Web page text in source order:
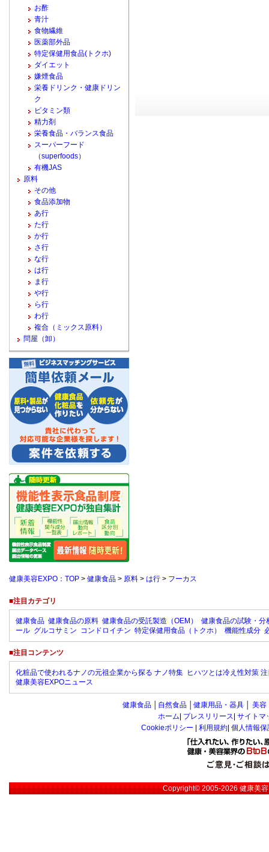
お酢
青汁
食物繊維
医薬部外品
特定保健用食品(トクホ)
ダイエット
嫌煙食品
栄養ドリンク・健康ドリン
ク
ビタミン類
精力剤
栄養食品・バランス食品
スーパーフード
（superfoods）
有機JAS
原料
その他
食品添加物
あ行
た行
か行
さ行
な行
は行
ま行
や行
ら行
わ行
複合（ミックス原料）
問屋（卸）
健康美容EXPO：TOP > 健康食品 > 原料 > は行 > フーカス
■注目カテゴリ
健康食品 健康食品の原料 健康食品の受託製造（OEM）
健康食品の試験・分
ール グルコサミン コンドロイチン 特定保健用食品（トクホ） 機能性成分
■注目コンテンツ
化粧品で使われるナノの元祖企業から探る ナノ特集 ヒハツとは冷え性対策
健康美容EXPOニュース
健康食品 自然食品 健康用品・器具 美容
ホーム プレスリリース サイトマ
Cookieポリシー
利用規約 個人情報
Copyright© 2005-2026健康美